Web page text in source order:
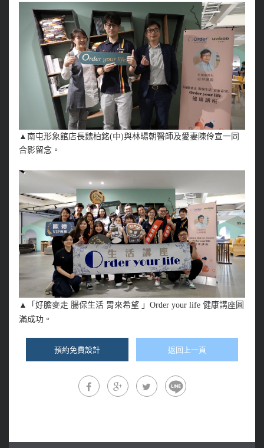
▲南屯形象館店長魏柏銘(中)與林暘朝醫師及愛妻陳伶宣一同
合影留念。
▲
「好膽麥走 腸保生活 胃來希望 」Order your life 健康講座圓
滿成功。
預約免費設計 返回上一頁